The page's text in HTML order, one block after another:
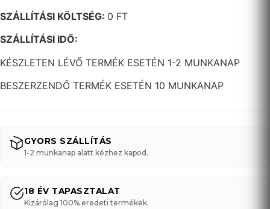
SZÁLLÍTÁSI KÖLTSÉG: 0 FT
SZÁLLÍTÁSI IDŐ:
KÉSZLETEN LÉVŐ TERMÉK ESETÉN 1-2 MUNKANAP
BESZERZENDŐ TERMÉK ESETÉN 10 MUNKANAP
GYORS SZÁLLÍTÁS
1-2 munkanap alatt kézhez kapod.
18 ÉV TAPASZTALAT
Kizárólag 100% eredeti termékek.